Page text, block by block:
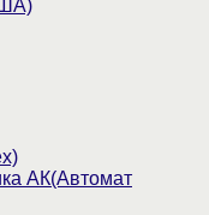
АК(Автомат